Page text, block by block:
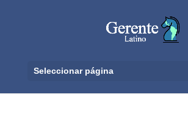
Seleccionar página